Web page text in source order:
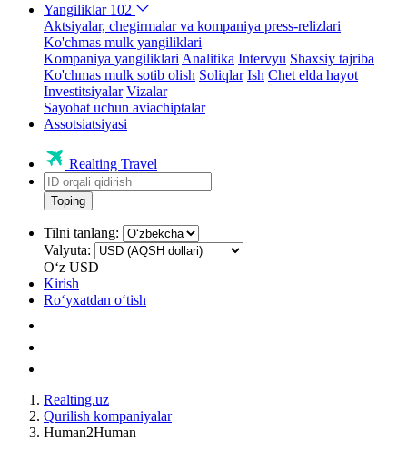
Yangiliklar 102
Aktsiyalar, chegirmalar va kompaniya press-relizlari
Ko'chmas mulk yangiliklari
Kompaniya yangiliklari Analitika Intervyu Shaxsiy tajriba
Ko'chmas mulk sotib olish Soliqlar Ish Chet elda hayot
Investitsiyalar Vizalar
Sayohat uchun aviachiptalar
Assotsiatsiyasi
Realting Travel
Toping
Tilni tanlang:
Valyuta:
Oʻz USD
Kirish
Roʻyxatdan oʻtish
Realting.uz
Qurilish kompaniyalar
Human2Human